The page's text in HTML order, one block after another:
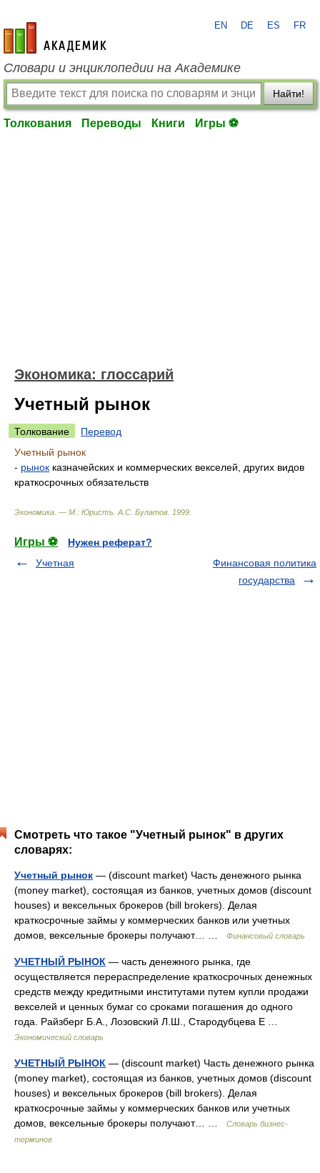
academic.ru
EN DE ES FR
Словари и энциклопедии на Академике
Найти!
Толкования Переводы Книги Игры ⚽
Экономика: глоссарий
Учетный рынок
Толкование
Перевод
Учетный рынок
- рынок казначейских и коммерческих векселей, других видов
краткосрочных обязательств
Экономика. — М.: Юристъ А.С. Булатов 1999
Игры ⚽
Нужен реферат?
Учетная
Финансовая политика
государства
Смотреть что такое "Учетный рынок" в других
словарях:
Учетный рынок — (discount market) Часть денежного рынка
(money market), состоящая из банков, учетных домов (discount
houses) и вексельных брокеров (bill brokers). Делая
краткосрочные займы у коммерческих банков или учетных
домов, вексельные брокеры получают… …
Финансовый словарь
УЧЕТНЫЙ РЫНОК — часть денежного рынка, где
осуществляется перераспределение краткосрочных денежных
средств между кредитными институтами путем купли продажи
векселей и ценных бумаг со сроками погашения до одного
года. Райзберг Б.А., Лозовский Л.Ш., Стародубцева Е …
Экономический словарь
УЧЕТНЫЙ РЫНОК — (discount market) Часть денежного рынка
(money market), состоящая из банков, учетных домов (discount
houses) и вексельных брокеров (bill brokers). Делая
краткосрочные займы у коммерческих банков или учетных
домов, вексельные брокеры получают… …
Словарь бизнес-
терминов